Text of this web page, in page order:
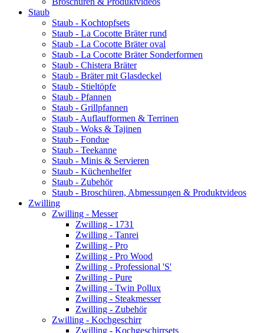
Staub
Staub - Kochtopfsets
Staub - La Cocotte Bräter rund
Staub - La Cocotte Bräter oval
Staub - La Cocotte Bräter Sonderformen
Staub - Chistera Bräter
Staub - Bräter mit Glasdeckel
Staub - Stieltöpfe
Staub - Pfannen
Staub - Grillpfannen
Staub - Auflaufformen & Terrinen
Staub - Woks & Tajinen
Staub - Fondue
Staub - Teekanne
Staub - Minis & Servieren
Staub - Küchenhelfer
Staub - Zubehör
Staub - Broschüren, Abmessungen & Produktvideos
Zwilling
Zwilling - Messer
Zwilling - 1731
Zwilling - Tanrei
Zwilling - Pro
Zwilling - Pro Wood
Zwilling - Professional 'S'
Zwilling - Pure
Zwilling - Twin Pollux
Zwilling - Steakmesser
Zwilling - Zubehör
Zwilling - Kochgeschirr
Zwilling - Kochgeschirrsets